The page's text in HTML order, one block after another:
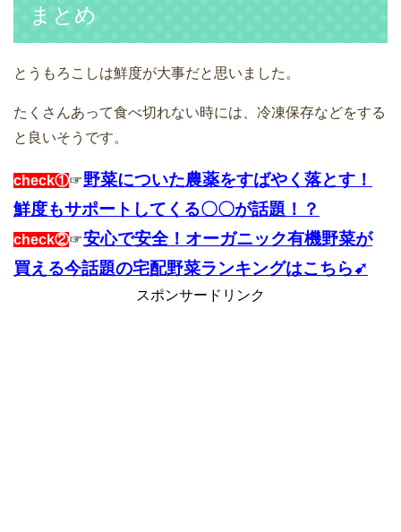
まとめ
とうもろこしは鮮度が大事だと思いました。
たくさんあって食べ切れない時には、冷凍保存などをする
と良いそうです。
check①☞野菜についた農薬をすばやく落とす！
鮮度もサポートしてくる〇〇が話題！？
check②☞安心で安全！オーガニック有機野菜が
買える今話題の宅配野菜ランキングはこちら➹
スポンサードリンク